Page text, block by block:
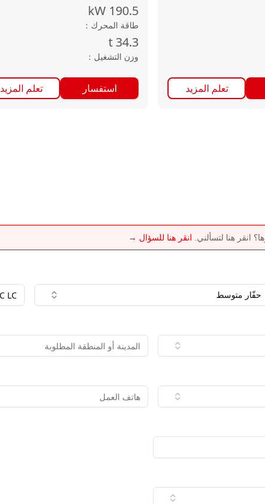
تعلم المزيد
190.5
kW
طاقة المحرك ：
34.3
t
وزن التشغيل ：
استفسار تعلم المزيد
انقر هنا لتسألني. انقر هنا للسؤال →
حفّار متوسط